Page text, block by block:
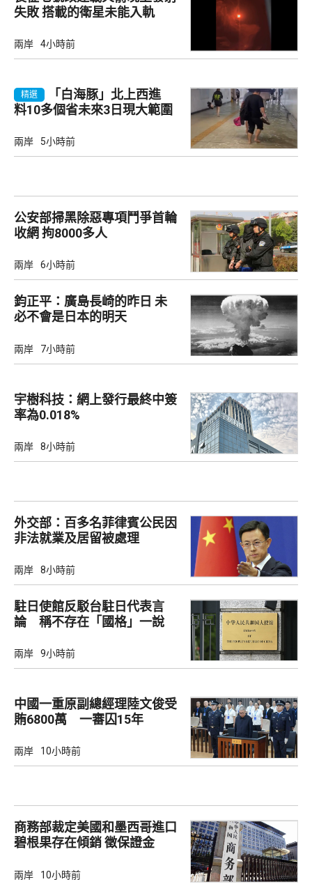
失敗 搭載的衛星未能入軌
兩岸 4小時前
精選
「白海豚」北上西進
料10多個省未來3日現大範圍
兩岸 5小時前
公安部掃黑除惡專項鬥爭首輪
收網 拘8000多人
兩岸 6小時前
鈞正平：廣島長崎的昨日 未
必不會是日本的明天
兩岸 7小時前
宇樹科技：網上發行最終中簽
率為0.018%
兩岸 8小時前
外交部：百多名菲律賓公民因
非法就業及居留被處理
兩岸 8小時前
駐日使館反駁台駐日代表言
論 稱不存在「國格」一說
兩岸 9小時前
中國一重原副總經理陸文俊受
賄6800萬 一審囚15年
兩岸 10小時前
商務部裁定美國和墨西哥進口
碧根果存在傾銷 徵保證金
兩岸 10小時前